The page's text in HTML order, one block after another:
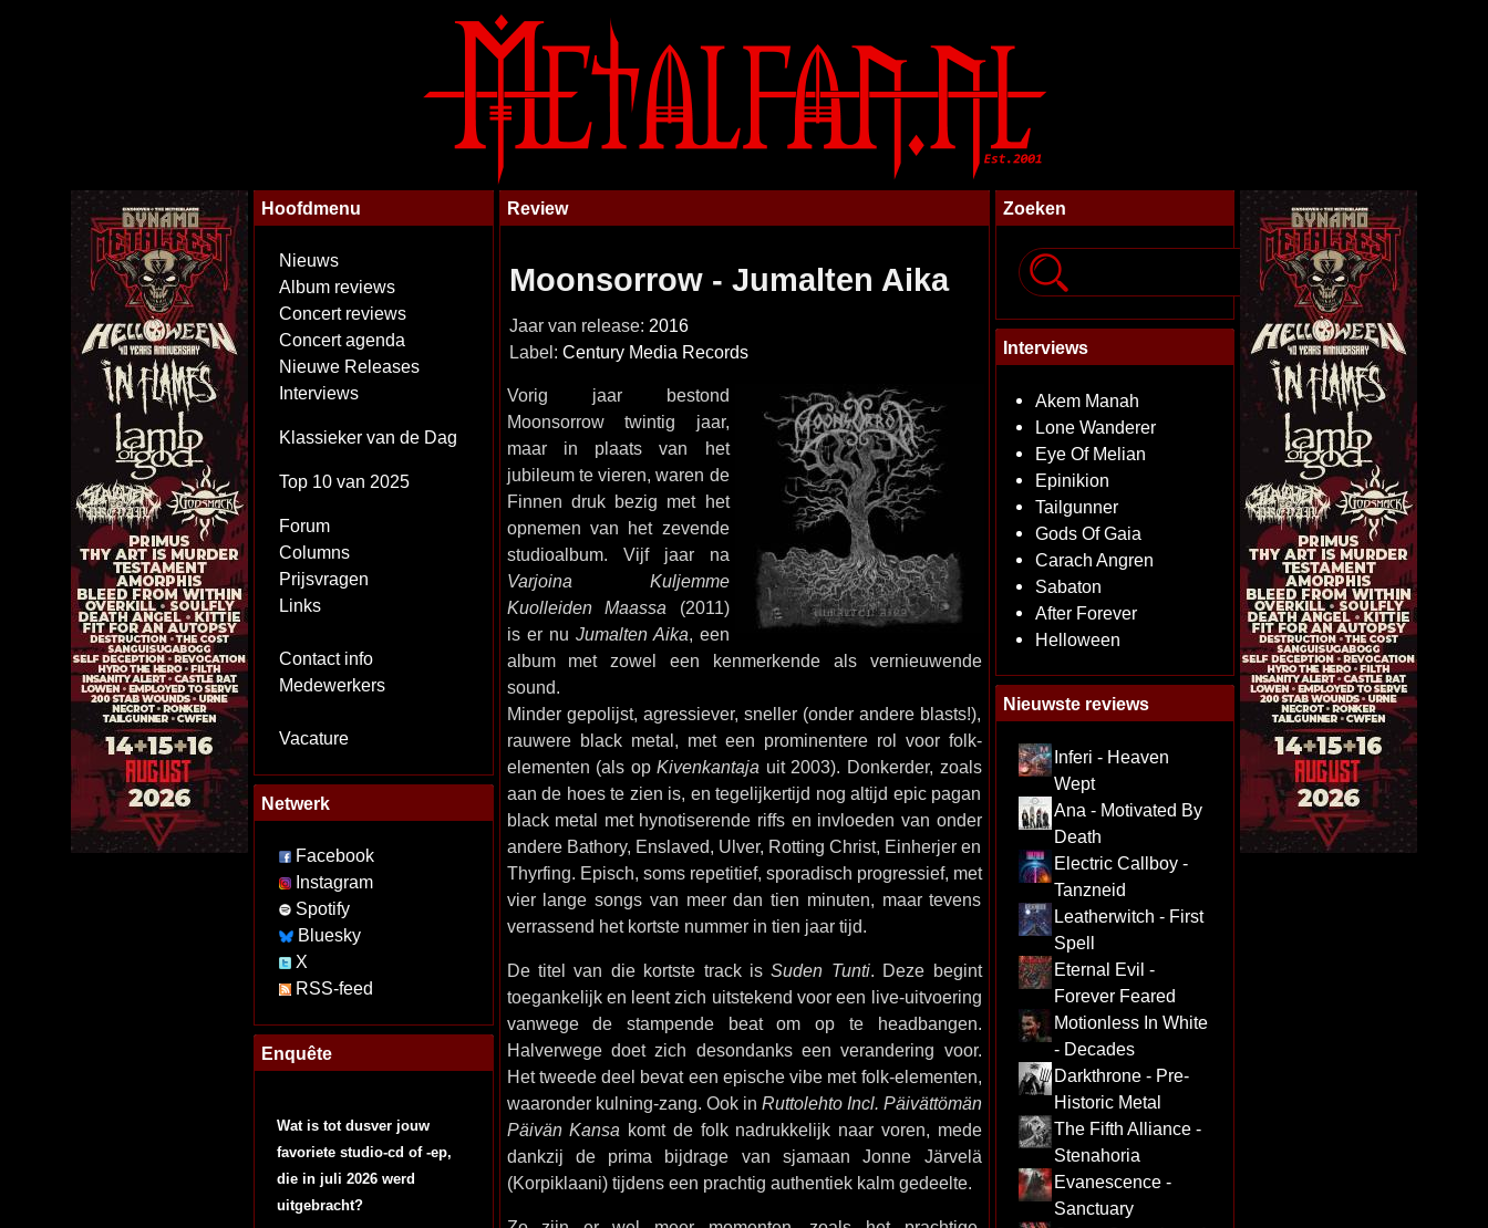
Hoofdmenu
Nieuws
Album reviews
Concert reviews
Concert agenda
Nieuwe Releases
Interviews
Klassieker van de Dag
Top 10 van 2025
Forum
Columns
Prijsvragen
Links
Contact info
Medewerkers
Vacature
Netwerk
Facebook
Instagram
Spotify
Bluesky
X
RSS-feed
Enquête
Wat is tot dusver jouw
favoriete studio-cd of -ep,
die in juli 2026 werd
uitgebracht?
Review
Moonsorrow - Jumalten Aika
Jaar van release: 2016
Label: Century Media Records
Vorig jaar bestond
Moonsorrow twintig jaar,
maar in plaats van het
jubileum te vieren, waren de
Finnen druk bezig met het
opnemen van het zevende
studioalbum. Vijf jaar na
Varjoina Kuljemme
Kuolleiden Maassa (2011)
is er nu Jumalten Aika, een
album met zowel een kenmerkende als vernieuwende
sound.
Minder gepolijst, agressiever, sneller (onder andere blasts!),
rauwere black metal, met een prominentere rol voor folk-
elementen (als opKivenkantaja uit 2003). Donkerder, zoals
aan de hoes te zien is, en tegelijkertijd nog altijd epic pagan
black metal met hynotiserende riffs en invloeden van onder
andere Bathory, Enslaved, Ulver, Rotting Christ, Einherjer en
Thyrfing. Episch, soms repetitief, sporadisch progressief, met
vier lange songs van meer dan tien minuten, maar tevens
verrassend het kortste nummer in tien jaar tijd.
De titel van die kortste track isSuden Tunti. Deze begint
toegankelijk en leent zich uitstekend voor een live-uitvoering
vanwege de stampende beat om op te headbangen.
Halverwege doet zich desondanks een verandering voor.
Het tweede deel bevat een epische vibe met folk-elementen,
waaronder kulning-zang. Ook in Ruttolehto Incl. Päivättömän
Päivän Kansa komt de folk nadrukkelijk naar voren, mede
dankzij de prima bijdrage van sjamaan Jonne Järvelä
(Korpiklaani) tijdens een prachtig authentiek kalm gedeelte.
Zoeken
Interviews
Akem Manah
Lone Wanderer
Eye Of Melian
Epinikion
Tailgunner
Gods Of Gaia
Carach Angren
Sabaton
After Forever
Helloween
Nieuwste reviews
Inferi - Heaven
Wept
Ana - Motivated By
Death
Electric Callboy -
Tanzneid
Leatherwitch - First
Spell
Eternal Evil -
Forever Feared
Motionless In White
- Decades
Darkthrone - Pre-
Historic Metal
The Fifth Alliance -
Stenahoria
Evanescence -
Sanctuary